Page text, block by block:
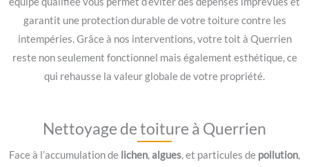
garantit une protection durable de votre toiture contre les
intempéries. Grâce à nos interventions, votre toit à Querrien
reste non seulement fonctionnel mais également esthétique, ce
qui rehausse la valeur globale de votre propriété.
Nettoyage de toiture à Querrien
Face à l’accumulation de lichen,algues, et particules de pollution,